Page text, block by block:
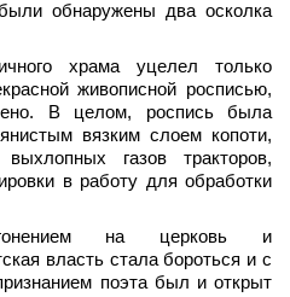
обнаружены два осколка
храма уцелел только
живописной росписью,
В целом, роспись была
вязким слоем копоти,
газов тракторов,
в работу для обработки
на церковь и
власть стала бороться и с
поэта был и открыт